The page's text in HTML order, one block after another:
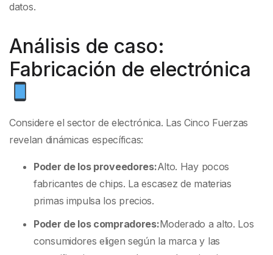
datos.
Análisis de caso:
Fabricación de electrónica
Considere el sector de electrónica. Las Cinco Fuerzas
revelan dinámicas específicas:
Poder de los proveedores:Alto. Hay pocos
fabricantes de chips. La escasez de materias
primas impulsa los precios.
Poder de los compradores:Moderado a alto. Los
consumidores eligen según la marca y las